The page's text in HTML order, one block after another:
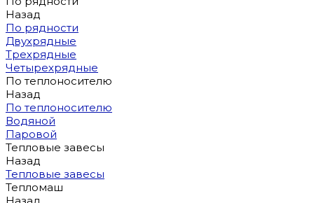
Назад
По рядности
Двухрядные
Трехрядные
Четырехрядные
По теплоносителю
Назад
По теплоносителю
Водяной
Паровой
Тепловые завесы
Назад
Тепловые завесы
Тепломаш